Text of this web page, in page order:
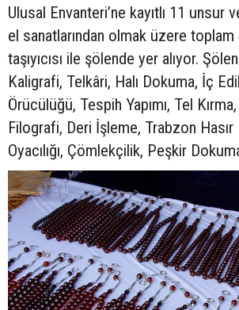
Ulusal Envanteri’ne kayıtlı 11 unsur
el sanatlarından olmak üzere toplam
taşıyıcısı ile şölende yer alıyor.
Kaligrafi, Telkâri, Halı Dokuma, İç
Örücülüğü, Tespih Yapımı, Tel
Filografi, Deri İşleme, Trabzon
Oyacılığı, Çömlekçilik, Peşkir